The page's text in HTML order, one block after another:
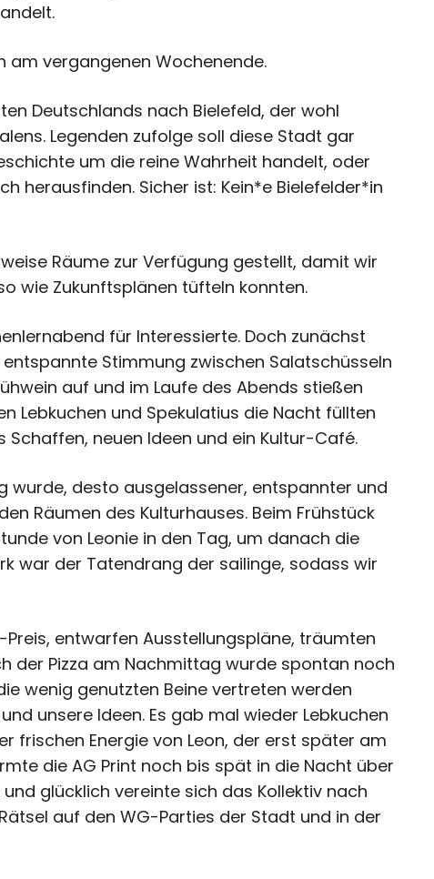
am vergangenen Wochenende.
Deutschlands nach Bielefeld, der wohl
Legenden zufolge soll diese Stadt gar
um die reine Wahrheit handelt, oder
herausfinden. Sicher ist: Kein*e Bielefelder*in
Räume zur Verfügung gestellt, damit wir
wie Zukunftsplänen tüfteln konnten.
für Interessierte. Doch zunächst
Stimmung zwischen Salatschüsseln
auf und im Laufe des Abends stießen
Lebkuchen und Spekulatius die Nacht füllten
neuen Ideen und ein Kultur-Café.
wurde, desto ausgelassener, entspannter und
Räumen des Kulturhauses. Beim Frühstück
von Leonie in den Tag, um danach die
war der Tatendrang der sailinge, sodass wir
entwarfen Ausstellungspläne, träumten
der Pizza am Nachmittag wurde spontan noch
wenig genutzten Beine vertreten werden
unsere Ideen. Es gab mal wieder Lebkuchen
frischen Energie von Leon, der erst später am
die AG Print noch bis spät in die Nacht über
glücklich vereinte sich das Kollektiv nach
auf den WG-Parties der Stadt und in der